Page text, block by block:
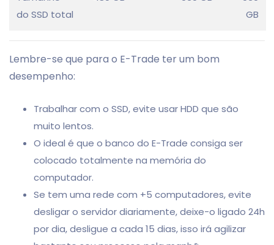
do SSD total
GB
Lembre-se que para o E-Trade ter um bom
desempenho:
Trabalhar com o SSD, evite usar HDD que são
muito lentos.
O ideal é que o banco do E-Trade consiga ser
colocado totalmente na memória do
computador.
Se tem uma rede com +5 computadores, evite
desligar o servidor diariamente, deixe-o ligado 24h
por dia, desligue a cada 15 dias, isso irá agilizar